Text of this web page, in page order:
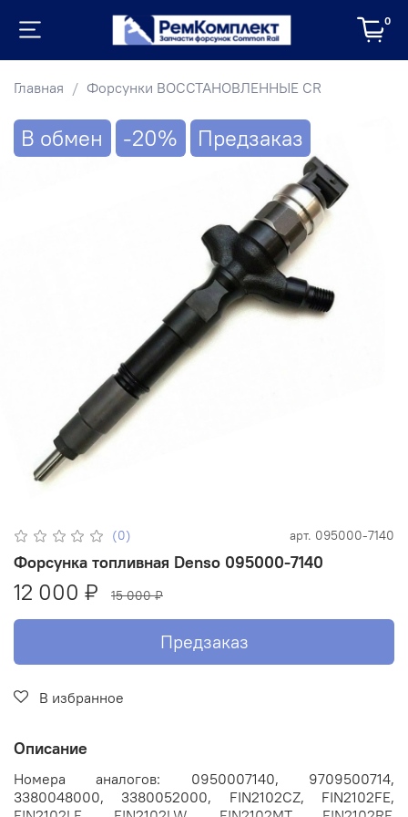
0
Главная Форсунки ВОССТАНОВЛЕННЫЕ CR
В обмен -20% Предзаказ
(0) арт. 095000-7140
Форсунка топливная Denso 095000-7140
12 000 ₽ 15 000 ₽
Предзаказ
В избранное
Описание
Номера аналогов: 0950007140, 9709500714,
3380048000, 3380052000, FIN2102CZ, FIN2102FE,